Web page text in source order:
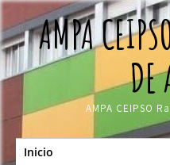
Skip
to
contentAMPA
DE
AMPA CEIPSO
Inicio